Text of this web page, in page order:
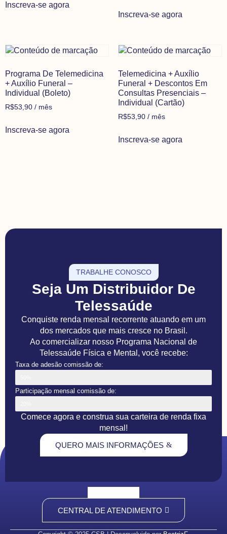
Inscreva-se agora
Inscreva-se agora
Programa De Telemedicina
+ Auxílio Funeral –
Individual (Boleto)
R$53,90 / mês
Inscreva-se agora
Telemedicina + Auxílio
Funeral + Descontos Em
Consultas Presenciais –
Individual (Cartão)
R$53,90 / mês
Inscreva-se agora
TRABALHE CONOSCO
Seja Um Distribuidor De
Telessaúde
Conquiste renda mensal recorrente atuando em um
dos mercados que mais cresce no Brasil.
Ao comercializar nosso Programa Nacional de
Telessaúde Física e Mental, você recebe:
Taxa de adesão comissão de:
Participação mensal comissão de:
Comece agora e construa sua carteira de renda fixa
mensal!
QUERO MAIS INFORMAÇÕES
CENTRAL DE ATENDIMENTO